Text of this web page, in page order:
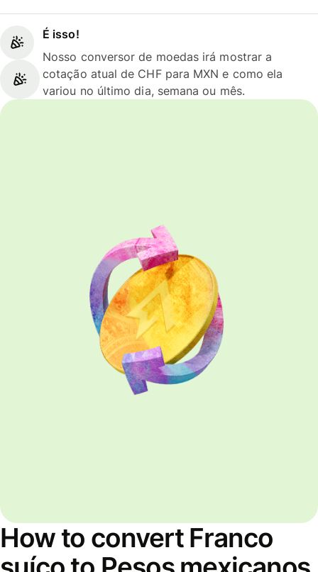
É isso!
Nosso conversor de moedas irá mostrar a
cotação atual de CHF para MXN e como ela
variou no último dia, semana ou mês.
How to convert Franco